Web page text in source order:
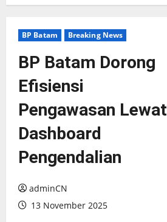
BP Batam Breaking News
BP Batam Dorong
Efisiensi
Pengawasan Lewat
Dashboard
Pengendalian
adminCN
13 November 2025